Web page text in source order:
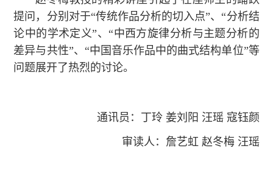
提问，分别对于“传统作品分析的切入点”、“分析结
论中的学术定义”、“中西方旋律分析与主题分析的
差异与共性”、“中国音乐作品中的曲式结构单位”等
问题展开了热烈的讨论。
通讯员：丁玲 姜刘阳 汪瑶 寇钰颜
审读人：詹艺虹 赵冬梅 汪瑶